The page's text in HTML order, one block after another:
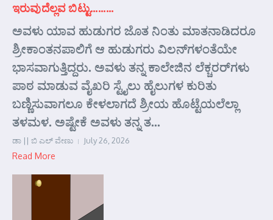
ಇರುವುದೆಲ್ಲವ ಬಿಟ್ಟು………
ಅವಳು ಯಾವ ಹುಡುಗರ ಜೊತ ನಿಂತು ಮಾತನಾಡಿದರೂ
ಶ್ರೀಕಾಂತನಪಾಲಿಗೆ ಆ ಹುಡುಗರು ವಿಲನ್‌ಗಳಂತೆಯೇ
ಭಾಸವಾಗುತ್ತಿದ್ದರು. ಅವಳು ತನ್ನ ಕಾಲೇಜಿನ ಲೆಕ್ಚರರ್‌ಗಳು
ಪಾಠ ಮಾಡುವ ವೈಖರಿ ಸ್ಟೈಲು ಹೈಲುಗಳ ಕುರಿತು
ಬಣ್ಣಿಸುವಾಗಲೂ ಕೇಳಲಾಗದೆ ಶ್ರೀಯ ಹೊಟ್ಟೆಯಲೆಲ್ಲಾ
ತಳಮಳ. ಅಷ್ಟೇಕೆ ಅವಳು ತನ್ನ ತ...
ಡಾ || ಬಿ ಎಲ್ ವೇಣು July 26, 2026
Read More